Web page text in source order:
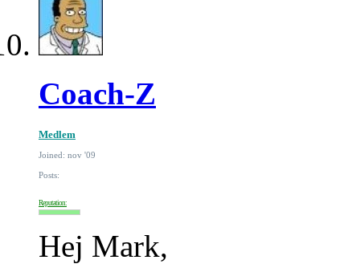
Coach-Z
Medlem
Joined: nov '09
Posts:
Reputation:
Hej Mark,